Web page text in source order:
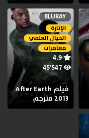
BLURAY
الإثارة
الخيال العلمي
مغامرات
4.9
فيلم After Earth
2013 مترجم